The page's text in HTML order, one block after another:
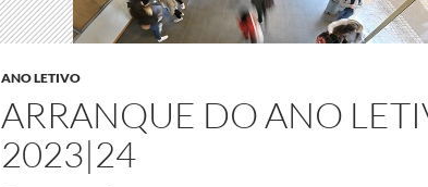
ANO LETIVO
ARRANQUE DO ANO
2023|24